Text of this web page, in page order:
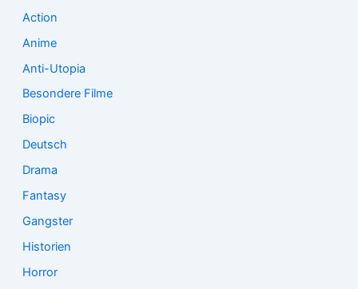
Action
Anime
Anti-Utopia
Besondere Filme
Biopic
Deutsch
Drama
Fantasy
Gangster
Historien
Horror